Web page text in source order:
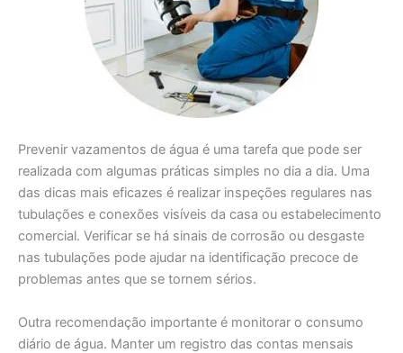
Prevenir vazamentos de água é uma tarefa que pode ser
realizada com algumas práticas simples no dia a dia. Uma
das dicas mais eficazes é realizar inspeções regulares nas
tubulações e conexões visíveis da casa ou estabelecimento
comercial. Verificar se há sinais de corrosão ou desgaste
nas tubulações pode ajudar na identificação precoce de
problemas antes que se tornem sérios.
Outra recomendação importante é monitorar o consumo
diário de água. Manter um registro das contas mensais